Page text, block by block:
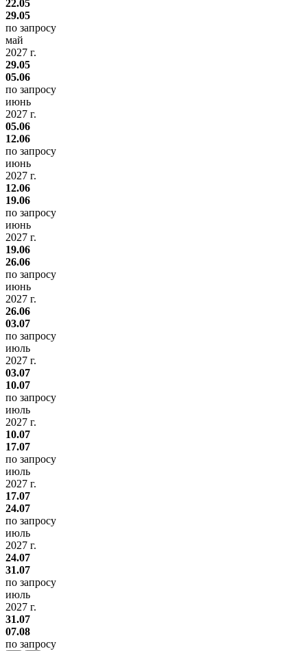
22.05
29.05
по запросу
май
2027 г.
29.05
05.06
по запросу
июнь
2027 г.
05.06
12.06
по запросу
июнь
2027 г.
12.06
19.06
по запросу
июнь
2027 г.
19.06
26.06
по запросу
июнь
2027 г.
26.06
03.07
по запросу
июль
2027 г.
03.07
10.07
по запросу
июль
2027 г.
10.07
17.07
по запросу
июль
2027 г.
17.07
24.07
по запросу
июль
2027 г.
24.07
31.07
по запросу
июль
2027 г.
31.07
07.08
по запросу